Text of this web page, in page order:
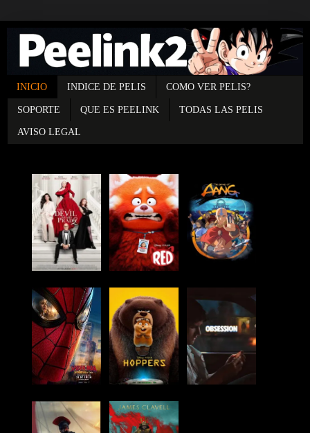
INICIO INDICE DE PELIS COMO VER PELIS?
SOPORTE QUE ES PEELINK TODAS LAS PELIS
AVISO LEGAL